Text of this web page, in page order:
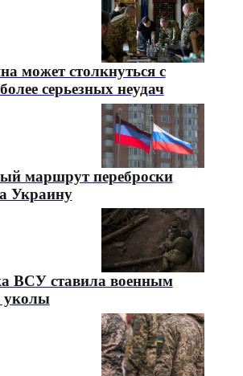
может столкнуться с
серьезных неудач
маршрут переброски
Украину
ВСУ ставила военным
уколы